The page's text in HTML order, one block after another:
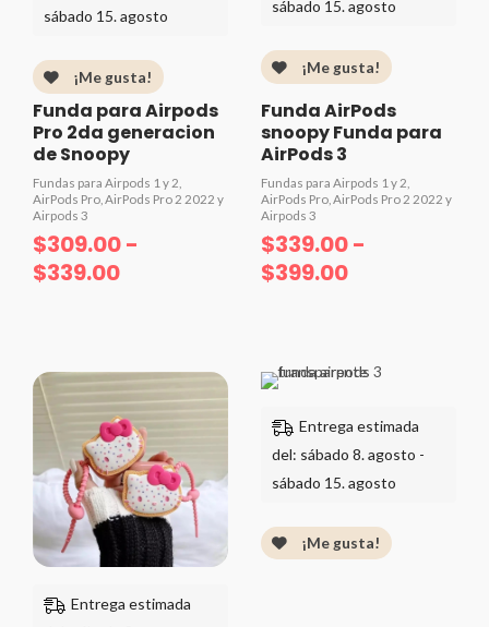
sábado 15. agosto
¡Me gusta!
Funda para Airpods
Pro 2da generacion
de Snoopy
Fundas para Airpods 1 y 2,
AirPods Pro, AirPods Pro 2 2022 y
Airpods 3
$309.00-
$339.00
$309.00
$339.00
sábado 15. agosto
¡Me gusta!
Funda AirPods
snoopy Funda para
AirPods 3
Fundas para Airpods 1 y 2,
AirPods Pro, AirPods Pro 2 2022 y
Airpods 3
$339.00-
$399.00
$339.00
hasta
$399.00
5
Entrega estimada
Rango
precios:
desde
$179.00
hasta
$289.00
Entrega estimada
del: sábado 8. agosto -
sábado 15. agosto
¡Me gusta!
Rango
precios:
desde
$289.00
hasta
$309.00